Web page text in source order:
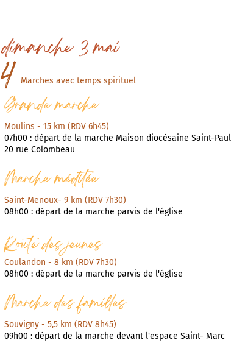
Marches avec temps spirituel
4
Grande marche
Moulins - 15 km (RDV 6h45)
07h00 : départ de la marche Maison diocésaine Saint-Paul
20 rue Colombeau
Marche méditée
​Saint-Menoux- 9 km (RDV 7h30)
08h00 : départ de la marche parvis de l'église
Route des jeunes
​Coulandon - 8 km (RDV 7h30)
08h00 : départ de la marche parvis de l'église
Marche des familles
​Souvigny - 5,5 km (RDV 8h45)
09h00 : départ de la marche devant l'espace Saint- Marc
dimanche 3 mai